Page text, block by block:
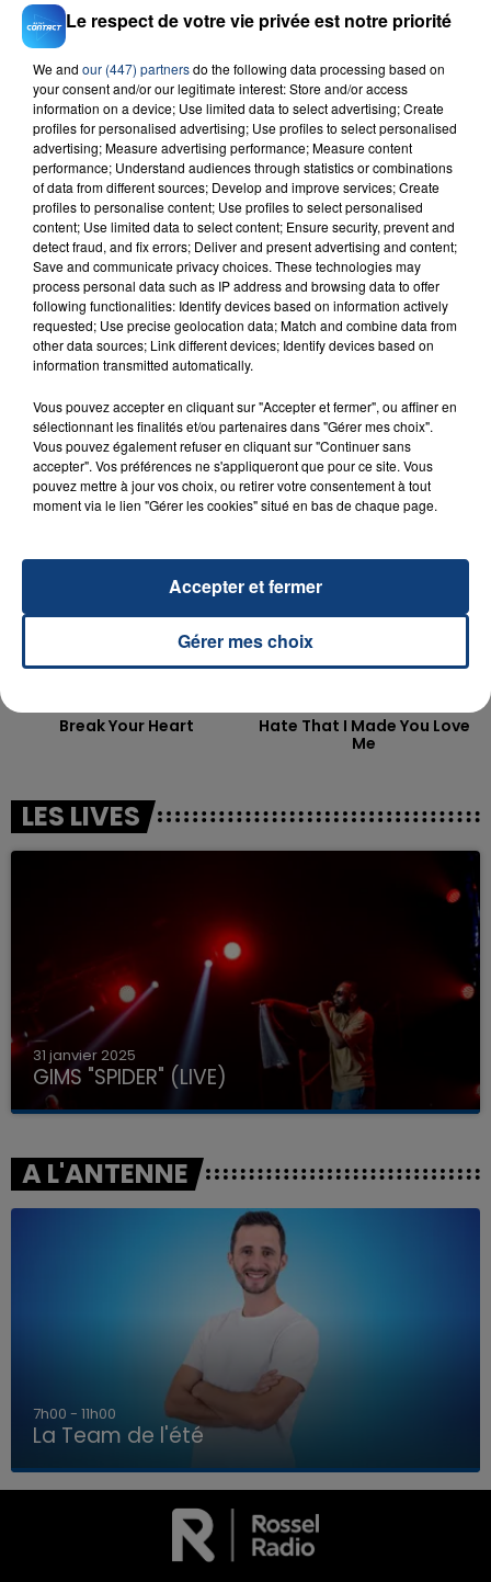
LA TEAM DE L'ÉTÉ
INCENDIE MORTEL À LENS : UNE FEMME ET
SON BÉBÉ ENTRE LA VIE ET LA...
Un homme s'est immolé par le feu après avoir
aspergé sa compagne et leur bébé de trois mois
d'un liquide inflammable.
20 juillet 2026
UNE ADOLESCENTE DEVANT SE FAIRE
OPÉRER DE LA CHEVILLE RESSORT DE LA...
La famille a porté plainte contre la clinique qui a
reconnu sa responsabilité et présenté ses
excuses.
TITRES DIFFUSÉS
17h04
17h04
Break Your Heart
17h01
17h01
Hate That I Made You Love
Me
LES LIVES
31 janvier 2025
GIMS "SPIDER" (LIVE)
A L'ANTENNE
7h00 - 11h00
La Team de l'été
Le respect de votre vie privée est notre priorité
We and our (447) partnersdo the following data processing based on
your consent and/or our legitimate interest: Store and/or access
information on a device; Use limited data to select advertising; Create
profiles for personalised advertising; Use profiles to select personalised
advertising; Measure advertising performance; Measure content
performance; Understand audiences through statistics or combinations
of data from different sources; Develop and improve services; Create
profiles to personalise content; Use profiles to select personalised
content; Use limited data to select content; Ensure security, prevent and
detect fraud, and fix errors; Deliver and present advertising and content;
Save and communicate privacy choices. These technologies may
process personal data such as IP address and browsing data to offer
following functionalities: Identify devices based on information actively
requested; Use precise geolocation data; Match and combine data from
other data sources; Link different devices; Identify devices based on
information transmitted automatically.
Vous pouvez accepter en cliquant sur "Accepter et fermer", ou affiner en
sélectionnant les finalités et/ou partenaires dans "Gérer mes choix".
Vous pouvez également refuser en cliquant sur "Continuer sans
accepter". Vos préférences ne s'appliqueront que pour ce site. Vous
pouvez mettre à jour vos choix, ou retirer votre consentement à tout
moment via le lien "Gérer les cookies" situé en bas de chaque page.
Gérer mes choix
Accepter et fermer